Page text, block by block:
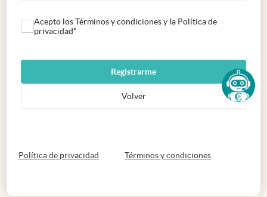
Acepto los Términos y condiciones y la Política de
privacidad*
Registrarme
Volver
Política de privacidad abre en nueva pestaña
Términos y condicionesabre en nueva